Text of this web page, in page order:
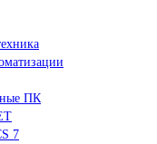
ПК
7